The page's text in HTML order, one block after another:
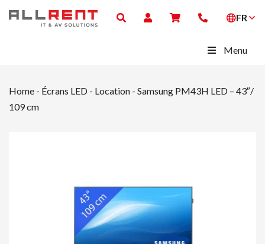
FR
Menu
Home - Écrans LED - Location - Samsung PM43H LED – 43″/
109 cm